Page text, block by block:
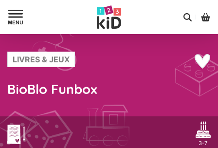
LIVRES & JEUX
BioBlo Funbox
3-7